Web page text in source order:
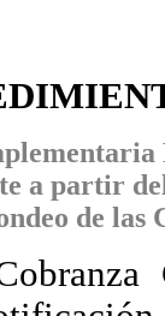
a partir
de las